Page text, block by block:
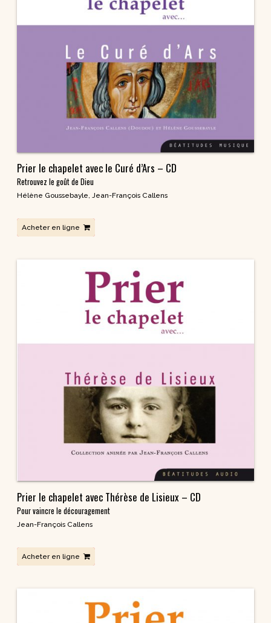
Prier le chapelet avec le Curé d’Ars – CD
Retrouvez le goût de Dieu
Hélène Goussebayle, Jean-François Callens
Acheter en ligne
Prier le chapelet avec Thérèse de Lisieux – CD
Pour vaincre le découragement
Jean-François Callens
Acheter en ligne